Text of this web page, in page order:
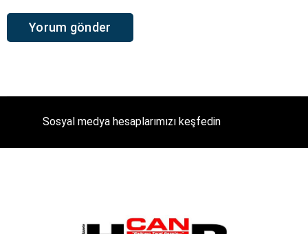
Sosyal medya hesaplarımızı keşfedin